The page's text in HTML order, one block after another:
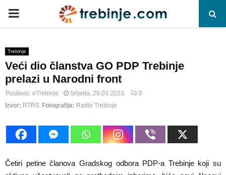
P
I
M
A
Trebinje
Veći dio članstva GO PDP Trebinje
prelazi u Narodni front
Postavio: eTrebinje Srijeda, 29.03.2023.
0
Izvor: RTRS Fotografija: Radio Trebinje
Četiri petine članova Gradskog odbora PDP-a Trebinje koji su